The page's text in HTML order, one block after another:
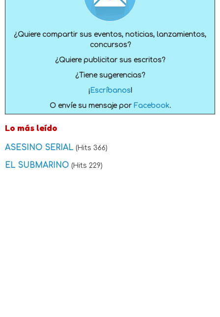
¿Quiere compartir sus eventos, noticias, lanzamientos,
concursos?
¿Quiere publicitar sus escritos?
¿Tiene sugerencias?
¡ Escríbanos!
O envíe su mensaje por Facebook.
Lo más leído
ASESINO SERIAL (Hits 366)
EL SUBMARINO (Hits 229)